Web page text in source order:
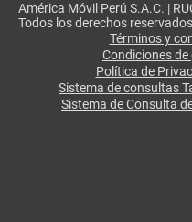
América Móvil Perú S.A.C. |
Todos los derechos
Términos y
Condiciones
Política de
Sistema de consultas
Sistema de Consulta